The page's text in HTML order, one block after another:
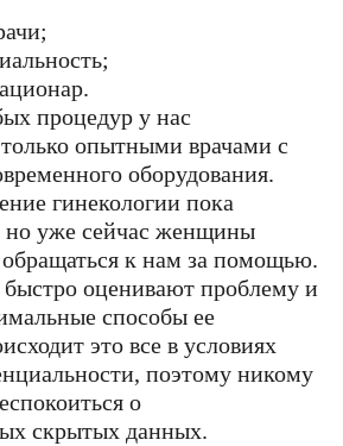
процедур у нас
опытными врачами с
оборудования.
гинекологии пока
но уже сейчас женщины
к нам за помощью.
оценивают проблему и
способы ее
это все в условиях
поэтому никому
о
скрытых данных.